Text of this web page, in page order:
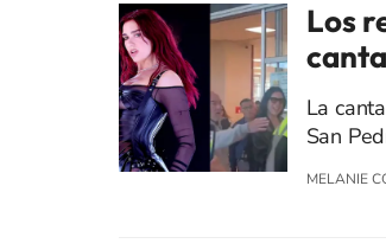
Los
La
San
MELANIE